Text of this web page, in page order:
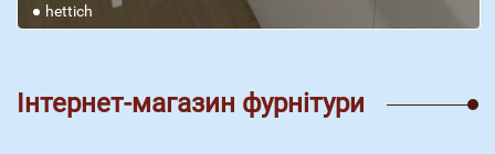
hettich
Інтернет-магазин фурнітури